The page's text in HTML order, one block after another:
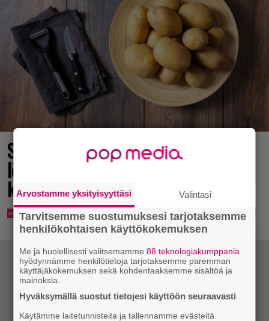
Syötkö perunoita näin? Tutkijat
löysivät yhteyden vakavaan
kansansairauteen
Arvostamme yksityisyyttäsi Valintasi
Tarvitsemme suostumuksesi tarjotaksemme
henkilökohtaisen käyttökokemuksen
Me ja huolellisesti valitsemamme88 teknologiakumppania
hyödynnämme henkilötietoja tarjotaksemme paremman
käyttäjäkokemuksen sekä kohdentaaksemme sisältöä ja
mainoksia.
Hyväksymällä suostut tietojesi käyttöön seuraavasti
Käytämme laitetunnisteita ja tallennamme evästeitä